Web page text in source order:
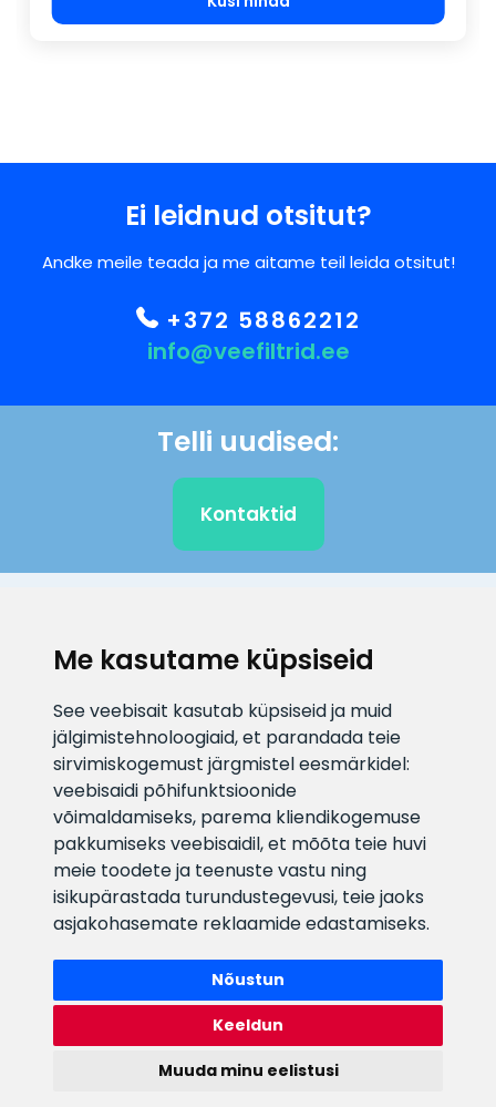
Me kasutame küpsiseid
See veebisait kasutab küpsiseid ja muid
jälgimistehnoloogiaid, et parandada teie
sirvimiskogemust järgmistel eesmärkidel:
veebisaidi põhifunktsioonide
võimaldamiseks, parema kliendikogemuse
pakkumiseks veebisaidil,et mõõta teie huvi
meie toodete ja teenuste vastu ning
isikupärastada turundustegevusi, teie jaoks
asjakohasemate reklaamide edastamiseks.
Nõustun
Keeldun
Muuda minu eelistusi
Ei leidnud otsitut?
Andke meile teada ja me aitame teil leida otsitut!
+372 58862212
info@veefiltrid.ee
Telli uudised:
Kontaktid
info@veefiltrid.ee
Infotelefon
+372 58862212
Vaata tööaegu
Reti tee 11, Peetri, 75312 Harju
maakond, Estonia
Watex Shop © 2026. Kõik õigused kaitstud